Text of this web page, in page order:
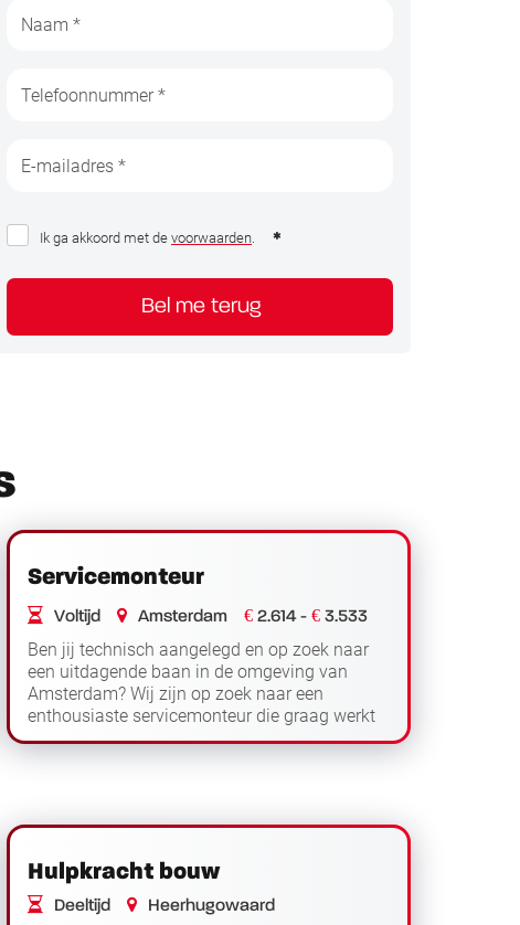
Ik ga akkoord met de voorwaarden.
Bel me terug
Servicemonteur
Voltijd Amsterdam € 2.614 - € 3.533
Ben jij technisch aangelegd en op zoek naar
een uitdagende baan in de omgeving van
Amsterdam? Wij zijn op zoek naar een
enthousiaste servicemonteur die graag werkt
aan unieke projecten op bijzondere locaties! ...
Hulpkracht bouw
Deeltijd
Heerhugowaard